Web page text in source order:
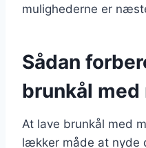
mulighederne er
Sådan
brunkål med
At lave brunkål med
lækker måde at nyde